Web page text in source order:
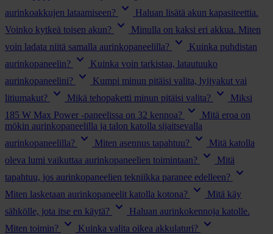
aurinkoakkujen lataamiseen? keyboard_arrow_down
Haluan lisätä akun kapasiteettia.
Voinko kytkeä toisen akun? keyboard_arrow_down
Minulla on kaksi eri akkua. Miten
voin ladata niitä samalla aurinkopaneelilla? keyboard_arrow_down
Kuinka puhdistan
aurinkopaneelin? keyboard_arrow_down
Kuinka voin tarkistaa, latautuuko
aurinkopaneelini? keyboard_arrow_down
Kumpi minun pitäisi valita, lyijyakut vai
litiumakut? keyboard_arrow_down Mikä tehopaketti minun pitäisi valita? keyboard_arrow_down
Miksi
185 W Max Power -paneelissa on 32 kennoa? keyboard_arrow_down
Mitä eroa on
mökin aurinkopaneelilla ja talon katolla sijaitsevalla
aurinkopaneelilla? keyboard_arrow_down Miten asennus tapahtuu? keyboard_arrow_down
Mitä katolla
oleva lumi vaikuttaa aurinkopaneelien toimintaan? keyboard_arrow_down
Mitä
tapahtuu, jos aurinkopaneelien tekniikka paranee edelleen? keyboard_arrow_down
Miten lasketaan aurinkopaneelit katolla kotona? keyboard_arrow_down
Mitä käy
sähkölle, jota itse en käytä? keyboard_arrow_down
Haluan aurinkokennoja katolle.
Miten toimin? keyboard_arrow_down Kuinka valita oikea akkulaturi? keyboard_arrow_down